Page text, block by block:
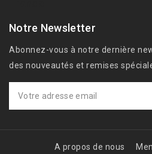
Notre Newsletter
Abonnez-vous à notre dernière
des nouveautés et remises
A propos de nous